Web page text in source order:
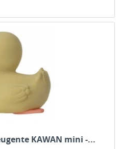
KAWAN mini -...